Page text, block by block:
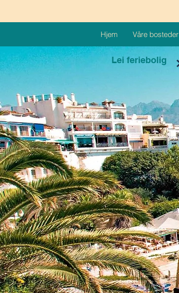
Hjem Våre bosteder
Lei feriebolig